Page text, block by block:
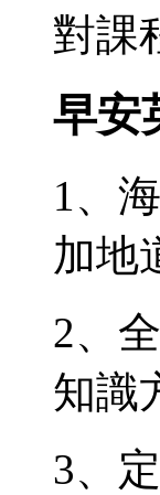
對課
早安
1、
加地
2、
知識
3、